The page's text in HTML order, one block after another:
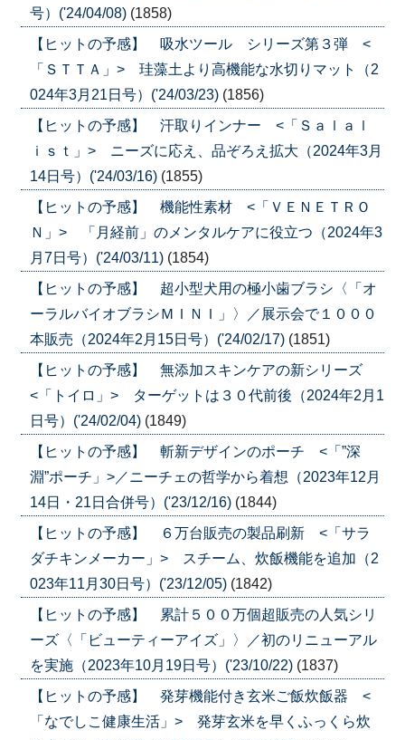
号）('24/04/08) (1858)
【ヒットの予感】 吸水ツール シリーズ第３弾 <
「ＳＴＴＡ」> 珪藻土より高機能な水切りマット（2
024年3月21日号）('24/03/23) (1856)
【ヒットの予感】 汗取りインナー <「Ｓａｌａｌ
ｉｓｔ」> ニーズに応え、品ぞろえ拡大（2024年3月
14日号）('24/03/16) (1855)
【ヒットの予感】 機能性素材 <「ＶＥＮＥＴＲＯ
Ｎ」> 「月経前」のメンタルケアに役立つ（2024年3
月7日号）('24/03/11) (1854)
【ヒットの予感】 超小型犬用の極小歯ブラシ〈「オ
ーラルバイオブラシＭＩＮＩ」〉／展示会で１０００
本販売（2024年2月15日号）('24/02/17) (1851)
【ヒットの予感】 無添加スキンケアの新シリーズ
<「トイロ」> ターゲットは３０代前後（2024年2月1
日号）('24/02/04) (1849)
【ヒットの予感】 斬新デザインのポーチ <「”深
淵”ポーチ」>／ニーチェの哲学から着想（2023年12月
14日・21日合併号）('23/12/16) (1844)
【ヒットの予感】 ６万台販売の製品刷新 <「サラ
ダチキンメーカー」> スチーム、炊飯機能を追加（2
023年11月30日号）('23/12/05) (1842)
【ヒットの予感】 累計５００万個超販売の人気シリ
ーズ〈「ビューティーアイズ」〉／初のリニューアル
を実施（2023年10月19日号）('23/10/22) (1837)
【ヒットの予感】 発芽機能付き玄米ご飯炊飯器 <
「なでしこ健康生活」> 発芽玄米を早くふっくら炊